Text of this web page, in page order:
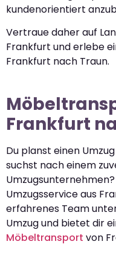
kundenorientiert
Vertraue daher auf
Frankfurt und erlebe
Frankfurt nach Traun.
Frankfurt
Du planst einen
suchst nach einem
Umzugsservice aus
erfahrenes Team
Umzug und bietet dir
Möbeltransport von